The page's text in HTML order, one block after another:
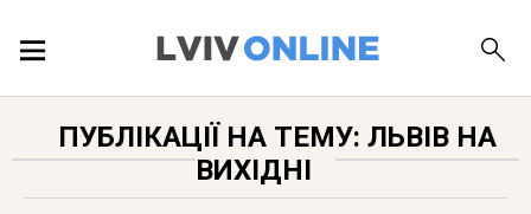
ПУБЛІКАЦІЇ НА ТЕМУ: ЛЬВІВ НА
ВИХІДНІ